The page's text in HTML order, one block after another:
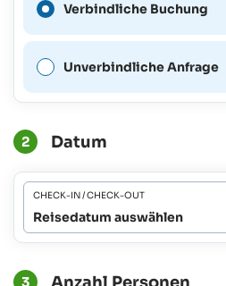
Verbindliche Buchung
ist für diesen
Unverbindliche Anfrage
2 Datum
CHECK-IN / CHECK-OUT
Reisedatum auswählen
3 Anzahl Personen